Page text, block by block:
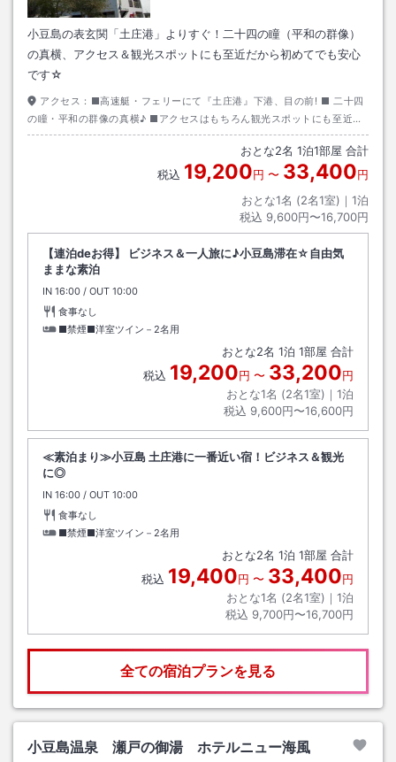
小豆島の表玄関「土庄港」よりすぐ！二十四の瞳（平和の群像）
の真横、アクセス＆観光スポットにも至近だから初めてでも安心
です☆
アクセス： ■高速艇・フェリーにて『土庄港』下港、目の前! ■ 二十四
の瞳・平和の群像の真横♪ ■アクセスはもちろん観光スポットにも至近な
ので初めての小豆島でも安心してお越し頂けます。
おとな2名 1泊1部屋 合計
税込 19,200円 〜 33,400円
おとな1名 (2名1室)｜ 1泊
税込 9,600円〜16,700円
【連泊deお得】 ビジネス＆一人旅に♪小豆島滞在☆自由気
ままな素泊
IN チェックイン
16:00 / OUT チェックアウト
10:00
食事なし
■禁煙■洋室ツイン－2名用
おとな2名 1泊 1部屋 合計
税込 19,200円 〜 33,200円
おとな1名 (2名1室)｜ 1泊
税込 9,600円〜16,600円
≪素泊まり≫小豆島 土庄港に一番近い宿！ビジネス＆観光
に◎
IN チェックイン
16:00 / OUT チェックアウト
10:00
食事なし
■禁煙■洋室ツイン－2名用
おとな2名 1泊 1部屋 合計
税込 19,400円 〜 33,400円
おとな1名 (2名1室)｜ 1泊
税込 9,700円〜16,700円
全ての宿泊プランを見る
小豆島温泉 瀬戸の御湯 ホテルニュー海風